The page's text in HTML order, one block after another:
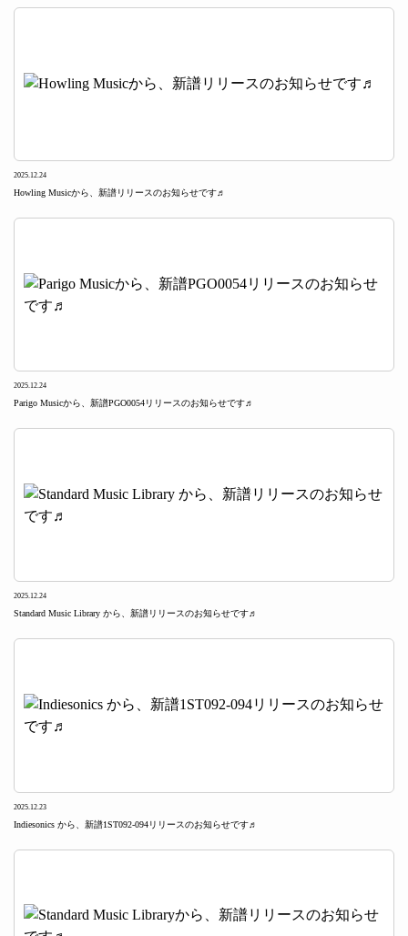
2025.12.24
Howling Musicから、新譜リリースのお知らせです♬
2025.12.24
Parigo Musicから、新譜PGO0054リリースのお知らせです♬
2025.12.24
Standard Music Library から、新譜リリースのお知らせです♬
2025.12.23
Indiesonics から、新譜1ST092-094リリースのお知らせです♬